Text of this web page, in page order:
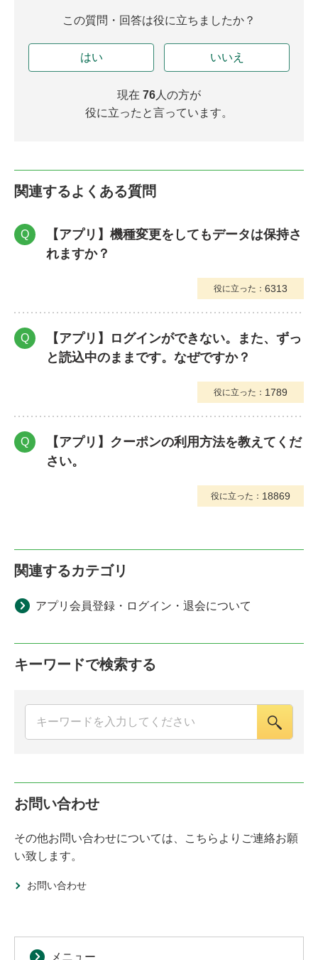
この質問・回答は役に立ちましたか？
はい いいえ
現在 76 人の方が
役に立ったと言っています。
関連するよくある質問
Q
【アプリ】機種変更をしてもデータは保持さ
れますか？
役に立った： 6313
Q
【アプリ】ログインができない。また、ずっ
と読込中のままです。なぜですか？
役に立った： 1789
Q
【アプリ】クーポンの利用方法を教えてくだ
さい。
役に立った： 18869
関連するカテゴリ
アプリ会員登録・ログイン・退会について
キーワードで検索する
お問い合わせ
その他お問い合わせについては、こちらよりご連絡お願
い致します。
お問い合わせ
メニュー